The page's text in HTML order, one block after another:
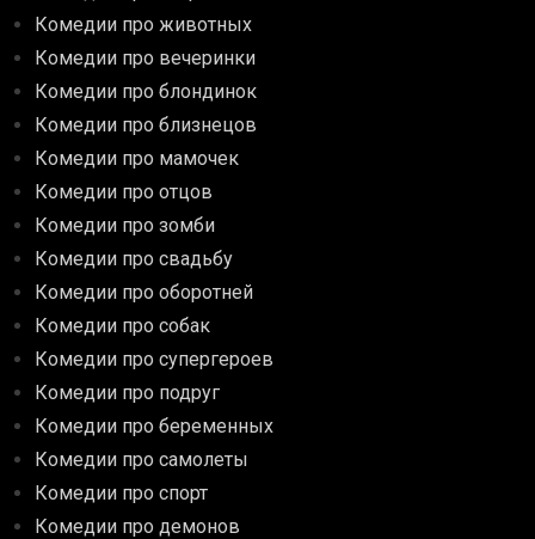
Комедии про животных
Комедии про вечеринки
Комедии про блондинок
Комедии про близнецов
Комедии про мамочек
Комедии про отцов
Комедии про зомби
Комедии про свадьбу
Комедии про оборотней
Комедии про собак
Комедии про супергероев
Комедии про подруг
Комедии про беременных
Комедии про самолеты
Комедии про спорт
Комедии про демонов